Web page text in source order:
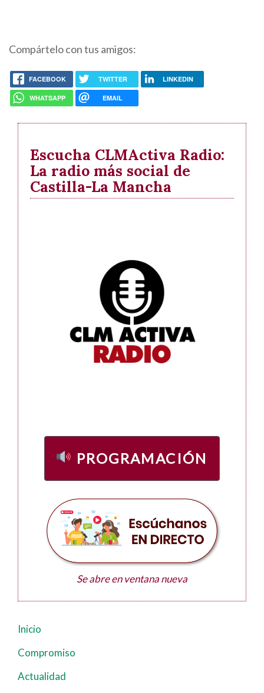
Compártelo con tus amigos:
FACEBOOK TWITTER LINKEDIN
WHATSAPP EMAIL
Escucha CLMActiva Radio:
La radio más social de
Castilla-La Mancha
PROGRAMACIÓN
Se abre en ventana nueva
Navegación
principal
Inicio
Compromiso
Actualidad